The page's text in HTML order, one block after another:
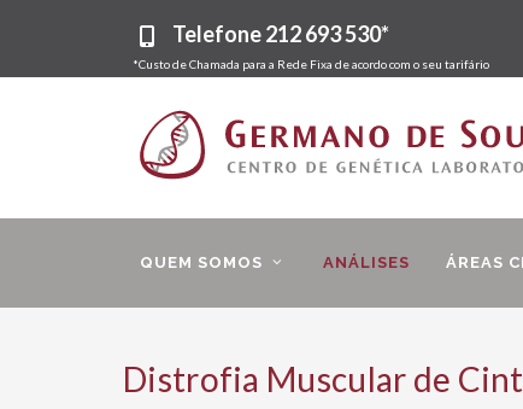
Telefone212 693 530*
*Custo de Chamada para a Rede Fixa de acordo com o seu tarifário
QUEM SOMOS ANÁLISES ÁREAS
Distrofia Muscular de